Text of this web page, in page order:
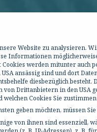
Website zu analysieren.
Informationen
werden mitunter
ansässig sind und dort
diesbezüglich
Drittanbietern in den
Cookies Sie
geben möchten, müssen
von ihnen sind essenziell,